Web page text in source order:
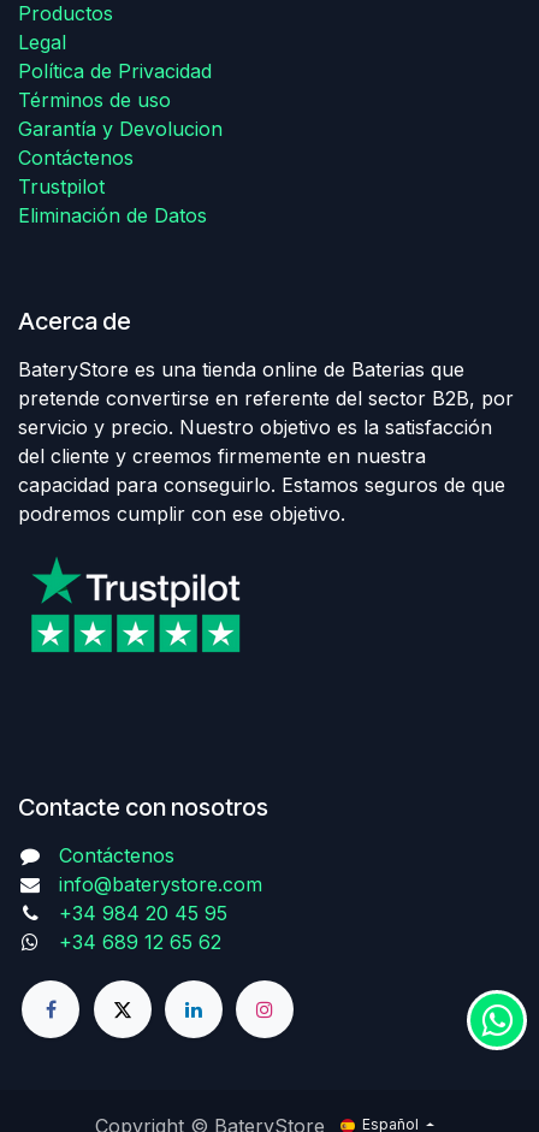
Productos
Legal
Política de Privacidad
Términos de uso
Garantía y Devolucion
Contáctenos
Trustpilot
Eliminación de Datos
Acerca de
BateryStore es una tienda online de Baterias que
pretende convertirse en referente del sector B2B, por
servicio y precio. Nuestro objetivo es la satisfacción
del cliente y creemos firmemente en nuestra
capacidad para conseguirlo. Estamos seguros de que
podremos cumplir con ese objetivo.
Contacte con nosotros
Contáctenos
info@baterystore.com
+34 984 20 45 95
+34 689 12 65 62
Copyright © BateryStore Español